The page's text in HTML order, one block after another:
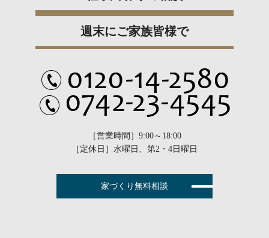
週末にご家族皆様で
［営業時間］9:00～18:00
［定休日］水曜日、第2・4日曜日
家づくり無料相談